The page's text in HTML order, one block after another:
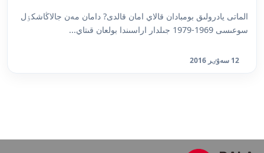
الماتى يادرولىق بومبادان قالاي امان قالدى? دامان مەن جالاڭاشكٶل
سوعىسى 1969-1979 جىلدار اراسىندا بولعان قىتاي...
12 سەۋٸر 2016